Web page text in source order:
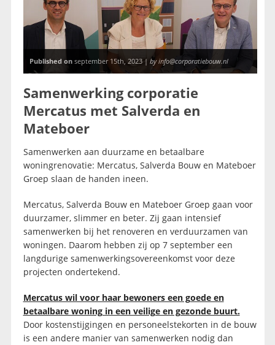
Published onseptember 15th, 2023 | by info@corporatiebouw.nl
Samenwerking corporatie
Mercatus met Salverda en
Mateboer
Samenwerken aan duurzame en betaalbare
woningrenovatie: Mercatus, Salverda Bouw en Mateboer
Groep slaan de handen ineen.
Mercatus, Salverda Bouw en Mateboer Groep gaan voor
duurzamer, slimmer en beter. Zij gaan intensief
samenwerken bij het renoveren en verduurzamen van
woningen. Daarom hebben zij op 7 september een
langdurige samenwerkingsovereenkomst voor deze
projecten ondertekend.
Mercatus wil voor haar bewoners een goede en
betaalbare woning in een veilige en gezonde buurt.
Door kostenstijgingen en personeelstekorten in de bouw
is een andere manier van samenwerken nodig dan